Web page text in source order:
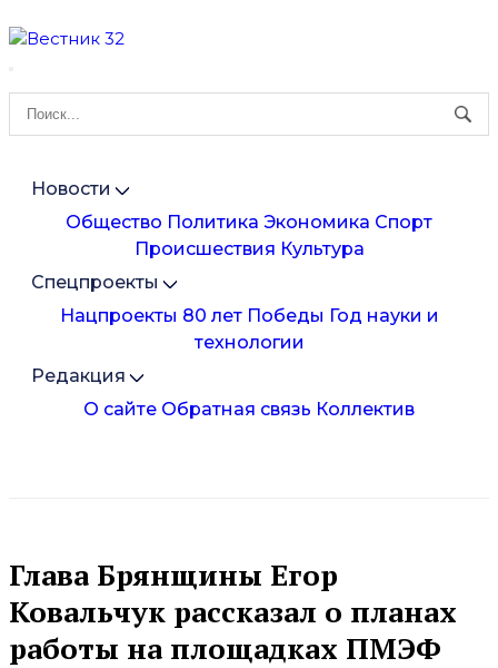
Новости
Общество Политика Экономика Спорт
Происшествия Культура
Спецпроекты
Нацпроекты 80 лет Победы Год науки и
технологии
Редакция
О сайте Обратная связь Коллектив
Глава Брянщины Егор
Ковальчук рассказал о планах
работы на площадках ПМЭФ